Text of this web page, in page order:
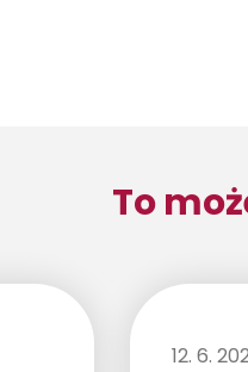
To
12. 6.